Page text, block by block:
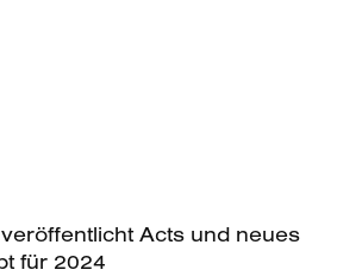
Acts und neues
für 2024